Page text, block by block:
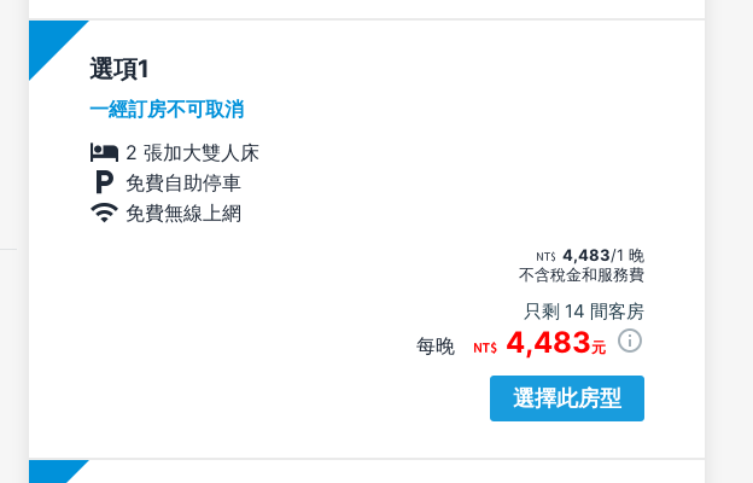
選項
一經訂房不可取消
2 張加大雙人床
免費自助停車
免費無線上網
4,483/1 晚
不含稅金和服務費
只剩 14 間客房
每晚 4,483元
選擇此房型